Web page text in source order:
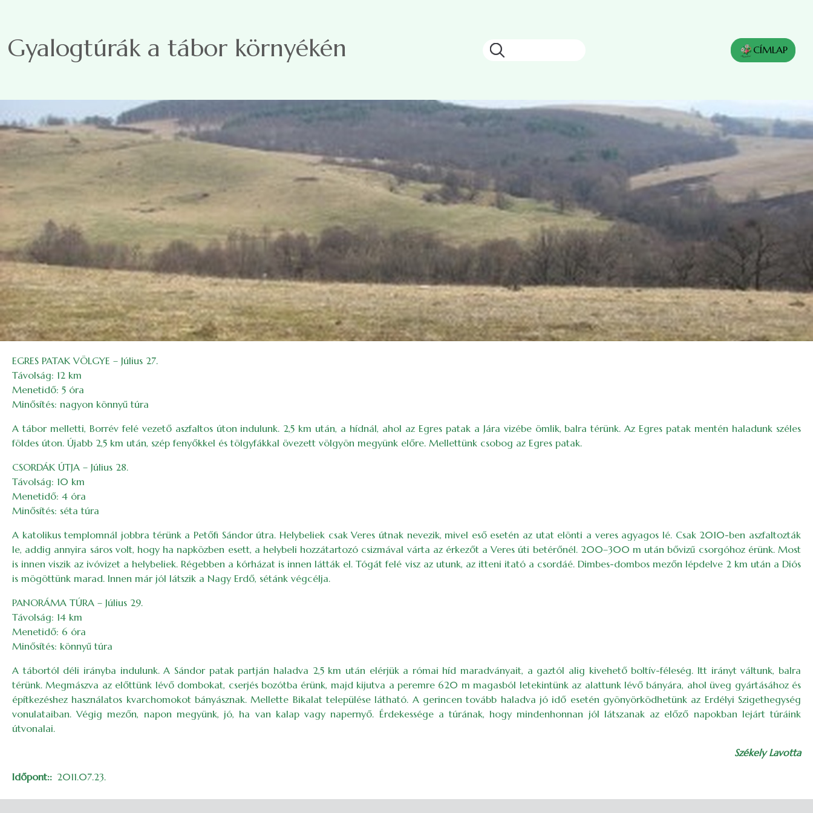
Gyalogtúrák a tábor környékén CÍMLAP
EGRES PATAK VÖLGYE – Július 27.
Távolság: 12 km
Menetidő: 5 óra
Minősítés: nagyon könnyű túra
A tábor melletti, Borrév felé vezető aszfaltos úton indulunk. 2,5 km után, a hídnál, ahol az Egres patak a Jára vizébe ömlik, balra térünk. Az Egres patak mentén haladunk széles
földes úton. Újabb 2,5 km után, szép fenyőkkel és tölgyfákkal övezett völgyön megyünk előre. Mellettünk csobog az Egres patak.
CSORDÁK ÚTJA – Július 28.
Távolság: 10 km
Menetidő: 4 óra
Minősítés: séta túra
A katolikus templomnál jobbra térünk a Petőfi Sándor útra. Helybeliek csak Veres útnak nevezik, mivel eső esetén az utat elönti a veres agyagos lé. Csak 2010-ben aszfaltozták
le, addig annyira sáros volt, hogy ha napközben esett, a helybeli hozzátartozó csizmával várta az érkezőt a Veres úti betérőnél. 200–300 m után bővizű csorgóhoz érünk. Most
is innen viszik az ivóvizet a helybeliek. Régebben a kórházat is innen látták el. Tógát felé visz az utunk, az itteni itató a csordáé. Dimbes-dombos mezőn lépdelve 2 km után a Diós
is mögöttünk marad. Innen már jól látszik a Nagy Erdő, sétánk végcélja.
PANORÁMA TÚRA – Július 29.
Távolság: 14 km
Menetidő: 6 óra
Minősítés: könnyű túra
A tábortól déli irányba indulunk. A Sándor patak partján haladva 2,5 km után elérjük a római híd maradványait, a gaztól alig kivehető boltív-féleség. Itt irányt váltunk, balra
térünk. Megmászva az előttünk lévő dombokat, cserjés bozótba érünk, majd kijutva a peremre 620 m magasból letekintünk az alattunk lévő bányára, ahol üveg gyártásához és
építkezéshez használatos kvarchomokot bányásznak. Mellette Bikalat települése látható. A gerincen tovább haladva jó idő esetén gyönyörködhetünk az Erdélyi Szigethegység
vonulataiban. Végig mezőn, napon megyünk, jó, ha van kalap vagy napernyő. Érdekessége a túrának, hogy mindenhonnan jól látszanak az előző napokban lejárt túráink
útvonalai.
Székely Lavotta
Időpont:
2011.07.23.